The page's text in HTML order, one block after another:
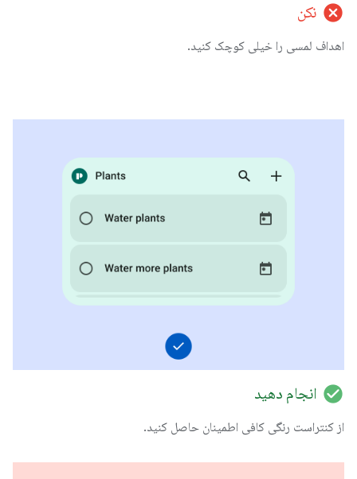
cancel نکن
اهداف لمسی را خیلی کوچک کنید.
check_circle انجام دهید
از کنتراست رنگی کافی اطمینان حاصل کنید.